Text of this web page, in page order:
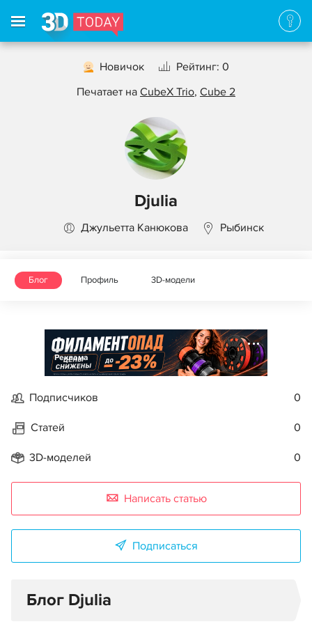
Новичок
Рейтинг: 0
Печатает на CubeX Trio, Cube 2
Djulia
Джульетта Канюкова Рыбинск
Блог Профиль 3D-модели
Реклама
Подписчиков 0
Статей 0
3D-моделей 0
Написать статью
Подписаться
Блог Djulia